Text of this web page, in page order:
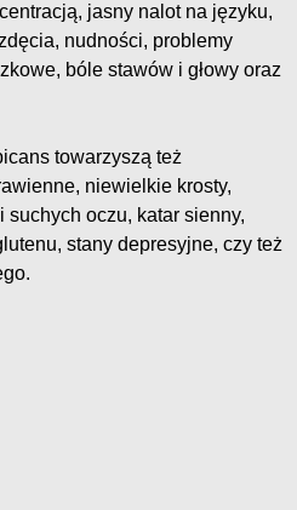
jasny nalot na języku,
nudności, problemy
bóle stawów i głowy oraz
towarzyszą też
niewielkie krosty,
oczu, katar sienny,
stany depresyjne, czy też